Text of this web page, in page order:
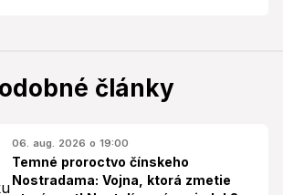
články
06. aug. 2026 o 19:00
Temné proroctvo čínskeho
Nostradama: Vojna, ktorá zmetie